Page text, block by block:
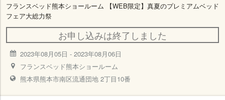
フランスベッド熊本ショールーム 【WEB限定】真夏のプレミアムベッド
フェア大総力祭
お申し込みは終了しました
2023年08月05日 - 2023年08月06日
フランスベッド熊本ショールーム
熊本県熊本市南区流通団地 2丁目10番